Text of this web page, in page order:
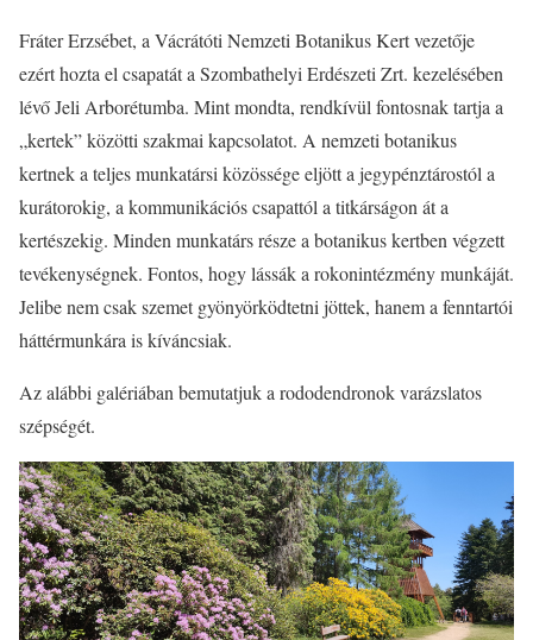
Fráter Erzsébet, a Vácrátóti Nemzeti Botanikus Kert vezetője
ezért hozta el csapatát a Szombathelyi Erdészeti Zrt. kezelésében
lévő Jeli Arborétumba. Mint mondta, rendkívül fontosnak tartja a
„kertek” közötti szakmai kapcsolatot. A nemzeti botanikus
kertnek a teljes munkatársi közössége eljött a jegypénztárostól a
kurátorokig, a kommunikációs csapattól a titkárságon át a
kertészekig. Minden munkatárs része a botanikus kertben végzett
tevékenységnek. Fontos, hogy lássák a rokonintézmény munkáját.
Jelibe nem csak szemet gyönyörködtetni jöttek, hanem a fenntartói
háttérmunkára is kíváncsiak.
Az alábbi galériában bemutatjuk a rododendronok varázslatos
szépségét.